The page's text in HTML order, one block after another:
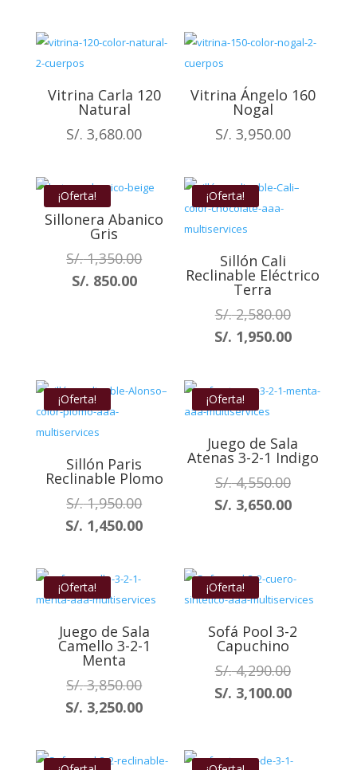
Vitrina Carla 120
Natural
S/. 3,680.00
Vitrina Ángelo 160
Nogal
S/. 3,950.00
¡Oferta!
Sillonera Abanico
Gris
S/.1,350.00El
S/. 1,350.00.
S/. 850.00El
¡Oferta!
Sillón Cali
Reclinable Eléctrico
Terra
S/.2,580.00El
precio
S/.
S/. 1,950.00El
es:
¡Oferta!
Sillón Paris
Reclinable Plomo
S/.1,950.00El
precio
S/. 1,950.00.
S/. 1,450.00El
actual
S/. 1,450.00.
¡Oferta!
Juego de Sala
Atenas 3-2-1 Indigo
S/.4,550.00El
precio
S/. 3,650.00El
S/.
¡Oferta!
Juego de Sala
Camello 3-2-1
Menta
S/.3,850.00El
precio
S/. 3,250.00El
actual
¡Oferta!
Sofá Pool 3-2
Capuchino
S/.4,290.00El
precio
S/. 3,100.00El